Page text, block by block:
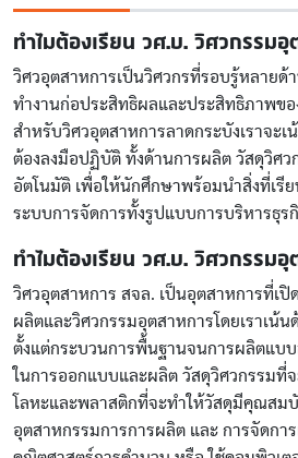
ทำไมต้องเรียน วศ.บ. วิศวกรรมอุ
วิศวอุตสาหการเป็นวิศวกรที่รอบรู้หลายด้
ทำงานก่อประสิทธิผลและประสิทธิภาพขอ
สำหรับวิศวอุตสาหการลาดกระบังเราจะ
ต้องลงมือปฏิบัติ ทั้งด้านการผลิต วัสดุวิศว
อัตโนมัติ เพื่อให้นักศึกษาพร้อมนำสิ่งที่เรี
ระบบการจัดการทั้งรูปแบบการบริหารธุร
ทำไมต้องเรียน วศ.บ. วิศวกรรม
วิศวอุตสาหการ สจล. เป็นอุตสาหการที่เปิ
ผลิตและวิศวกรรมอุตสาหการโดยเราเน้
ตั้งแต่กระบวนการพื้นฐานจนการผลิตแบ
ในการออกแบบและผลิต วัสดุวิศวกรรมที่
โลหะและพลาสติกที่จะทำให้วัสดุมีคุณสม
อุตสาหกรรมการการผลิต และ การจัดการ